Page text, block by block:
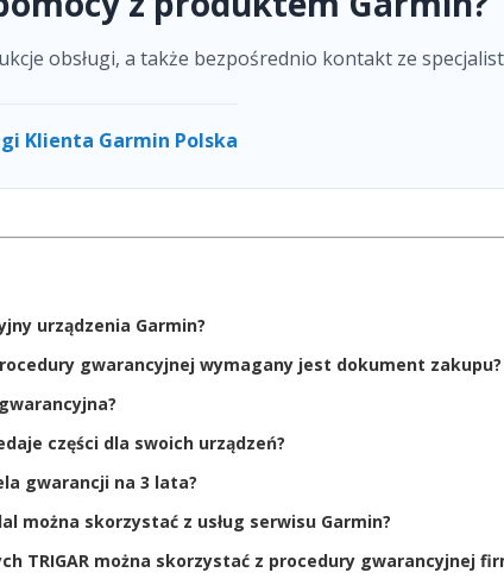
obsługi, a także bezpośrednio kontakt ze
Klienta Garmin Polska
urządzenia Garmin?
gwarancyjnej wymagany jest dokument zakupu?
części dla swoich urządzeń?
gwarancji na 3 lata?
można skorzystać z usług serwisu Garmin?
TRIGAR można skorzystać z procedury gwarancyjnej